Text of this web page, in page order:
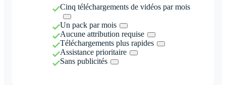
Cinq téléchargements de vidéos par mois
Un pack par mois
Aucune attribution requise
Téléchargements plus rapides
Assistance prioritaire
Sans publicités